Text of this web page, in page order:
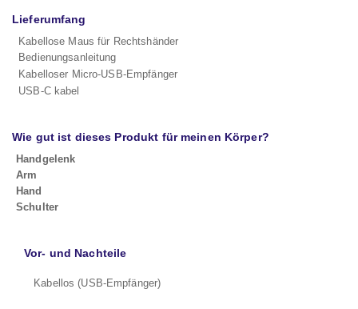
Lieferumfang
Kabellose Maus für Rechtshänder
Bedienungsanleitung
Kabelloser Micro-USB-Empfänger
USB-C kabel
Wie gut ist dieses Produkt für meinen Körper?
Handgelenk
Arm
Hand
Schulter
Vor- und Nachteile
Kabellos (USB-Empfänger)